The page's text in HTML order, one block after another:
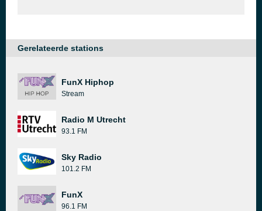
Gerelateerde stations
FunX Hiphop
Stream
Radio M Utrecht
93.1 FM
Sky Radio
101.2 FM
FunX
96.1 FM